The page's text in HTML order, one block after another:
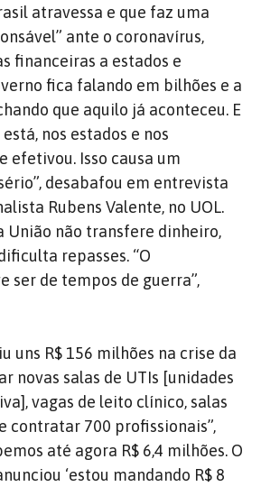
atravessa e que faz uma
ante o coronavírus,
financeiras a estados e
fica falando em bilhões e a
que aquilo já aconteceu. E
nos estados e nos
efetivou. Isso causa um
desabafou em entrevista
Rubens Valente, no UOL.
União não transfere dinheiro,
repasses. “O
ser de tempos de guerra”,
uns R$ 156 milhões na crise da
novas salas de UTIs [unidades
vagas de leito clínico, salas
contratar 700 profissionais”,
até agora R$ 6,4 milhões. O
‘estou mandando R$ 8